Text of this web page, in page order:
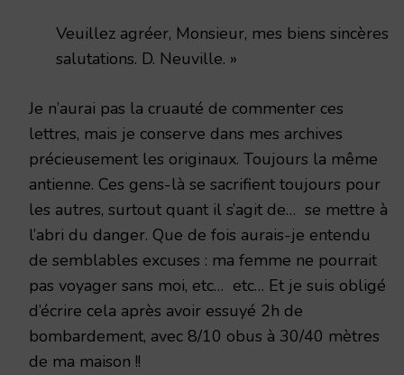
Veuillez agréer, Monsieur, mes biens sincères
salutations. D. Neuville. »
Je n’aurai pas la cruauté de commenter ces
lettres, mais je conserve dans mes archives
précieusement les originaux. Toujours la même
antienne. Ces gens-là se sacrifient toujours pour
les autres, surtout quant il s’agit de… se mettre à
l’abri du danger. Que de fois aurais-je entendu
de semblables excuses : ma femme ne pourrait
pas voyager sans moi, etc… etc… Et je suis obligé
d’écrire cela après avoir essuyé 2h de
bombardement, avec 8/10 obus à 30/40 mètres
de ma maison !!